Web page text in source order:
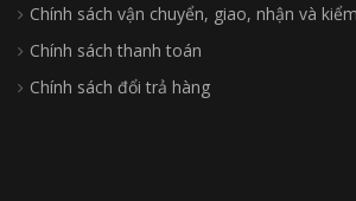
Chính sách vận chuyển, giao, nhận và
Chính sách thanh toán
Chính sách đổi trả hàng